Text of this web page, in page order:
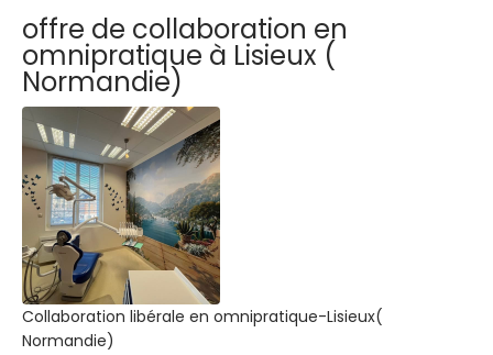
offre de collaboration en
omnipratique à Lisieux (
Normandie)
Collaboration libérale en omnipratique-Lisieux(
Normandie)